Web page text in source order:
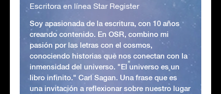
Escritora en línea Star Register
Soy apasionada de la escritura, con 10 años
creando contenido. En OSR, combino mi
pasión por las letras con el cosmos,
conociendo historias que nos conectan con la
inmensidad del universo. "El universo es un
libro infinito." Carl Sagan. Una frase que es
una invitación a reflexionar sobre nuestro lugar